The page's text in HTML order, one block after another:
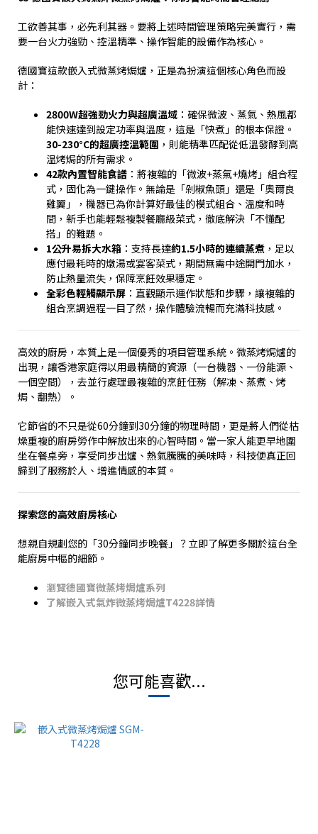
工欲善其事，必先利其器。要將上述時間管理策略完美實行，需
要一台火力強勁、控溫精準、操作智能的設備作為核心。
德國寶這款嵌入式微蒸烤焗爐，正是為扮演這個核心角色而設
計：
2800W超強勁火力與超廣溫域 ：確保微波、蒸氣、熱風都
能快速達到設定功率與溫度，這是「快煮」的根本保證。
30-230°C的超廣控溫範圍 ，則能精準匹配從低溫發酵到高
温烤焗的所有需求。
42款內置智能食譜 ：將複雜的「微波+蒸氣+燒烤」組合程
式，固化為一鍵操作。無論是「剁椒魚頭」還是「奧爾良
雞翼」，機器已為你計算好最佳的模式組合、溫度和時
間，新手也能輕鬆複製餐廳級菜式，徹底解決「不懂配
搭」的難題。
1公升易拆大水箱 ：支持長達約1.5小時的連續蒸煮 ，足以
應付最耗時的燉湯或宴客菜式，期間無需中途開門加水，
防止熱量流失，保障烹飪效果穩定。
全彩色輕觸顯示屏 ：直觀顯示運作狀態和步驟，讓複雜的
組合烹調過程一目了然，操作體驗流暢而充滿科技感。
高效的廚房，本質上是一個優秀的項目管理系統。微蒸烤焗爐的
出現，讓香港家庭得以用最精簡的資源（一台機器、一份能源、
一個空間），去並行處理最複雜的烹飪任務（解凍、蒸煮、烤
焗、翻熱）。
它節省的不只是從60分鐘到30分鐘的物理時間，更是將人們從枯
燥重複的廚房勞作中解放出來的心智時間。當一家人能更早地圍
坐在餐桌旁，享受同步出爐、熱氣騰騰的美味時，科技便真正回
歸到了服務於人、增進情感的本質。
探索您的高效廚房核心
想親自規劃您的「30分鐘同步晚餐」？立即了解更多關於這台全
能廚房中樞的細節。
瀏覽德國寶微蒸烤焗爐系列
了解嵌入式氣炸微蒸烤焗爐T4228詳情
您可能喜歡...